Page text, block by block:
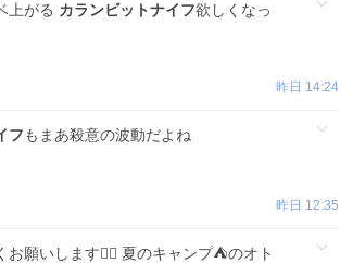
上がる カランビットナイフ欲しくなっ
昨日 14:24
フもまあ殺意の波動だよね
昨日 12:35
願いします🙇‍♀️ 夏のキャンプ⛺️のオト